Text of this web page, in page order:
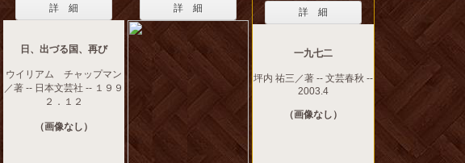
詳 細
日、出づる国、再び
ウイリアム チャップマン
／著 -- 日本文芸社 -- １９９
２．１２
（画像なし）
詳 細 詳 細
一九七二
坪内 祐三／著 -- 文芸春秋 --
2003.4
（画像なし）